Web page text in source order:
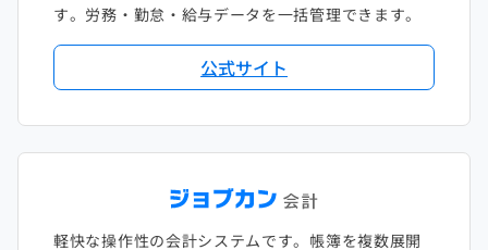
す。労務・勤怠・給与データを一括管理できます。
公式サイト
軽快な操作性の会計システムです。帳簿を複数展開